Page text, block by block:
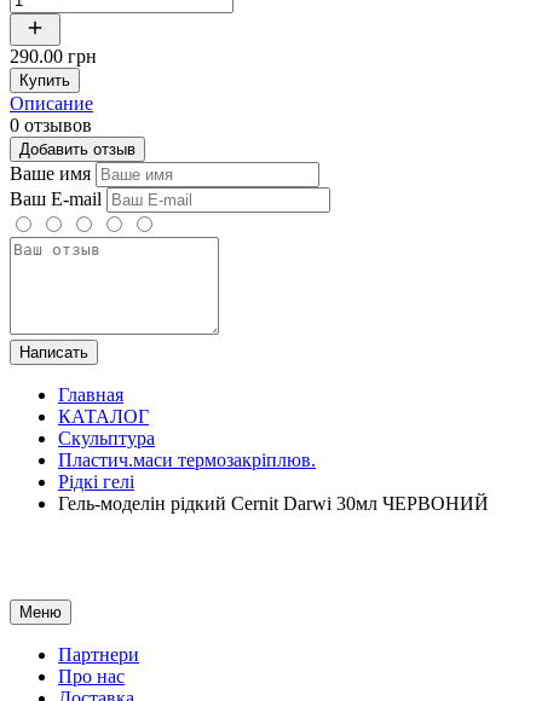
290.00 грн
Купить
Описание
0 отзывов
Добавить отзыв
Ваше имя
Ваш E-mail
Написать
Главная
КАТАЛОГ
Скульптура
Пластич.маси термозакріплюв.
Рідкі гелі
Гель-моделін рідкий Cernit Darwi 30мл ЧЕРВОНИЙ
Меню
Партнери
Про нас